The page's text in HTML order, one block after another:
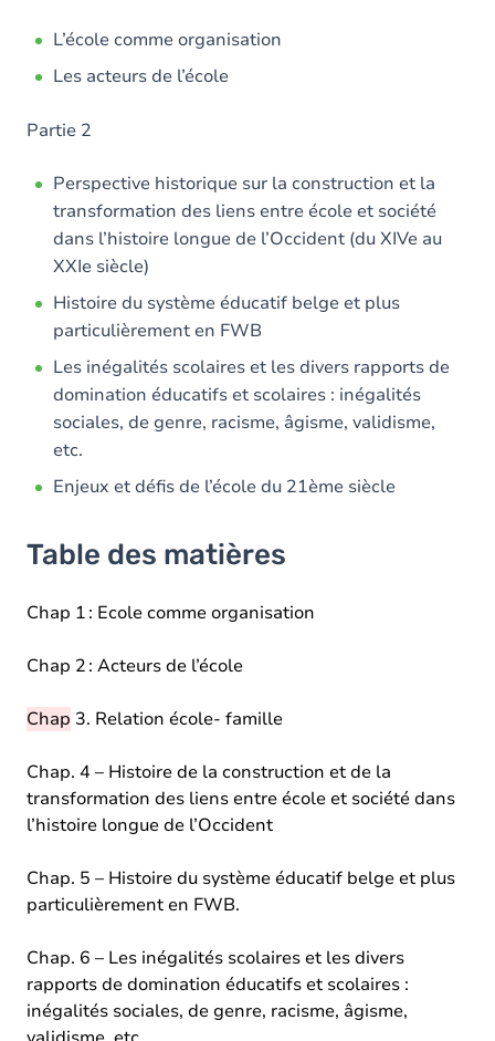
L’école comme organisation
Les acteurs de l’école
Partie 2
Perspective historique sur la construction et la
transformation des liens entre école et société
dans l’histoire longue de l’Occident (du XIVe au
XXIe siècle)
Histoire du système éducatif belge et plus
particulièrement en FWB
Les inégalités scolaires et les divers rapports de
domination éducatifs et scolaires : inégalités
sociales, de genre, racisme, âgisme, validisme,
etc.
Enjeux et défis de l’école du 21ème siècle
Table des matières
Chap 1 : Ecole comme organisation
Chap 2 : Acteurs de l’école
Chap 3. Relation école- famille
Chap. 4 – Histoire de la construction et de la
transformation des liens entre école et société dans
l’histoire longue de l’Occident
Chap. 5 – Histoire du système éducatif belge et plus
particulièrement en FWB.
Chap. 6 – Les inégalités scolaires et les divers
rapports de domination éducatifs et scolaires :
inégalités sociales, de genre, racisme, âgisme,